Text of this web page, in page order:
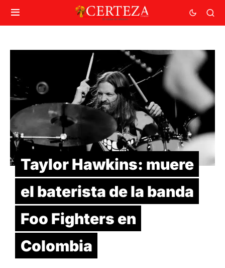
Taylor Hawkins: muere
el baterista de la banda
Foo Fighters en
Colombia